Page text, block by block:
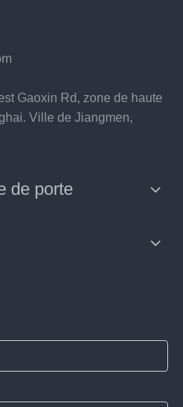
Gaoxin Rd, zone de haute
Ville de Jiangmen,
de porte